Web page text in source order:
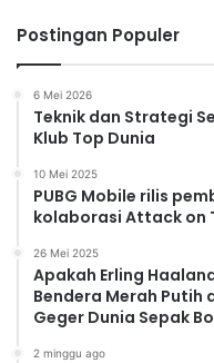
Postingan Populer
6 Mei 2026
Teknik dan Strategi
Klub Top Dunia
10 Mei 2025
PUBG Mobile rilis
kolaborasi Attack on
26 Mei 2025
Apakah Erling
Bendera Merah Putih
Geger Dunia Sepak
2 minggu ago